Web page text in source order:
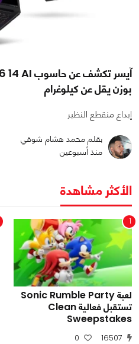
بوزن يقل عن كيلوغرام
إبداع منقطع النظير
بقلم محمد هشام شوقي
منذ أسبوعين
الأكثر مشاهدة
1
لعبة Sonic Rumble Party
تستقبل فعالية Clean
Sweepstakes
16507
0